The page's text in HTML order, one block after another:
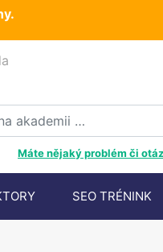
Máte nějaký problém či
SEO TRÉNINK